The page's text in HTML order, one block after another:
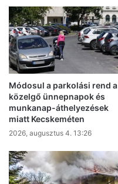
Módosul a parkolási rend a
közelgő ünnepnapok és
munkanap-áthelyezések
miatt Kecskeméten
2026, augusztus 4. 13:26